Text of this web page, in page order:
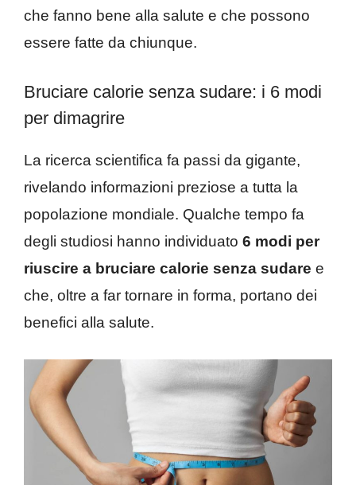
che fanno bene alla salute e che possono
essere fatte da chiunque.
Bruciare calorie senza sudare: i 6 modi
per dimagrire
La ricerca scientifica fa passi da gigante,
rivelando informazioni preziose a tutta la
popolazione mondiale. Qualche tempo fa
degli studiosi hanno individuato 6 modi per
riuscire a bruciare calorie senza sudare e
che, oltre a far tornare in forma, portano dei
benefici alla salute.